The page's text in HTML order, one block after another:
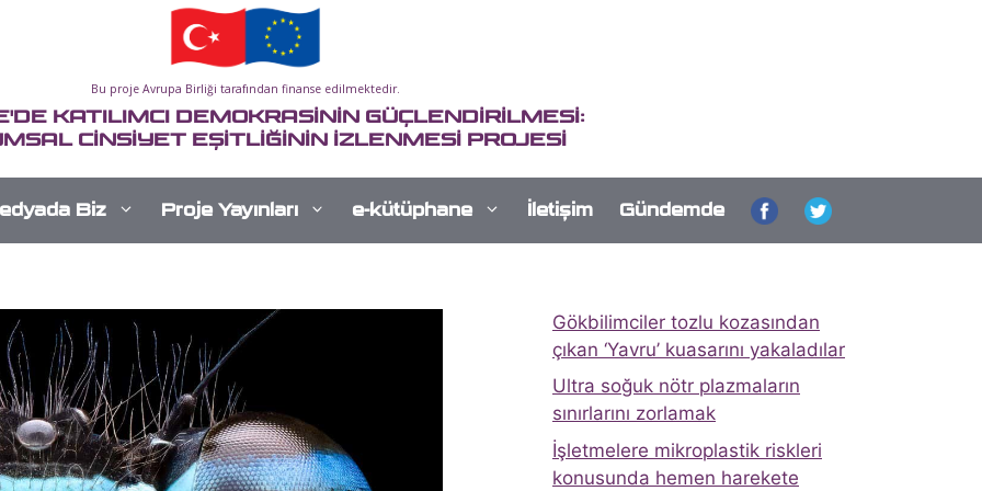
Bu proje Avrupa Birliği tarafından finanse edilmektedir.
KATILIMCI DEMOKRASİNİN GÜÇLENDİRİLMESİ:
CİNSİYET EŞİTLİĞİNİN İZLENMESİ PROJESİ
Biz Proje Yayınları e-kütüphane İletişim Gündemde
Gökbilimciler tozlu kozasından
çıkan ‘Yavru’ kuasarını yakaladılar
Ultra soğuk nötr plazmaların
sınırlarını zorlamak
İşletmelere mikroplastik riskleri
konusunda hemen harekete